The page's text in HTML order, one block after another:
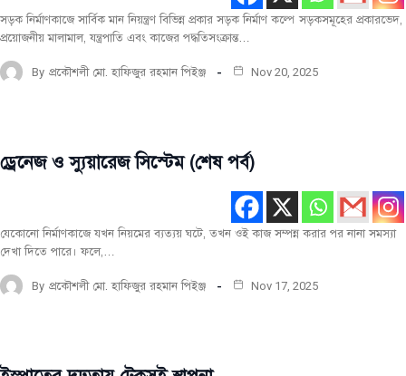
কৌশল
নির্মাণ
সড়ক নির্মাণকাজে সার্বিক মান নিয়ন্ত্রণ বিভিন্ন প্রকার সড়ক নির্মাণ কল্পে সড়কসমূহের প্রকারভেদ,
প্রয়োজনীয় মালামাল, যন্ত্রপাতি এবং কাজের পদ্ধতিসংক্রান্ত…
By প্রকৌশলী মো. হাফিজুর রহমান পিইঞ্জ Nov 20, 2025
নির্মাণ
ড্রেনেজ ও স্যুয়ারেজ সিস্টেম (শেষ পর্ব)
যেকোনো নির্মাণকাজে যখন নিয়মের ব্যত্যয় ঘটে, তখন ওই কাজ সম্পন্ন করার পর নানা সমস্যা
দেখা দিতে পারে। ফলে,…
By প্রকৌশলী মো. হাফিজুর রহমান পিইঞ্জ Nov 17, 2025